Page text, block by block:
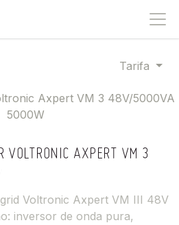
Tarifa
VOLTRONIC AXPERT VM 3
Voltronic Axpert VM III 48V
inversor de onda pura,